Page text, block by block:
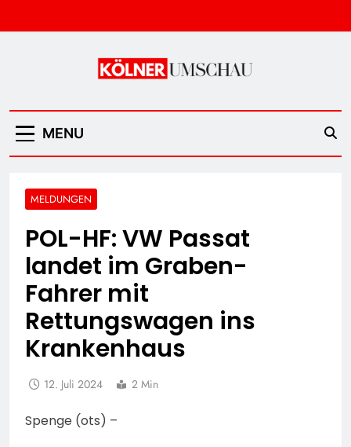
to
Kölner Umschau
MENU
MELDUNGEN
POL-HF: VW Passat
landet im Graben-
Fahrer mit
Rettungswagen ins
Krankenhaus
12. Juli 2024 2 Min
Spenge (ots) –